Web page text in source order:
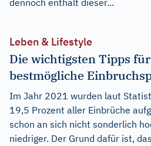
dennoch enthält dieser...
Leben & Lifestyle
Die wichtigsten Tipps
bestmögliche
Im Jahr 2021 wurden laut
19,5 Prozent aller Einbrüche
schon an sich nicht sonderlich
niedriger. Der Grund dafür ist,